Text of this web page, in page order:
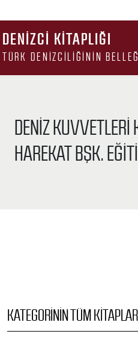
DENIZCI KITAPLIĞI
TÜRK DENIZCILIĞININ BELLEĞI
DENIZ KUVVETLERI
HAREKAT BŞK.
KATEGORININ TÜM